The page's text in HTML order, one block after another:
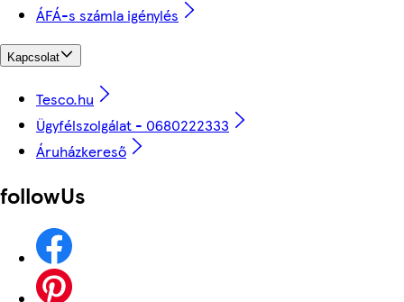
ÁFÁ-s számla igénylés
Kapcsolat
Tesco.hu
Ügyfélszolgálat - 0680222333
Áruházkereső
followUs